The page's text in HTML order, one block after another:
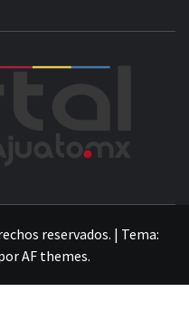
reservados. | Tema:
AF themes.